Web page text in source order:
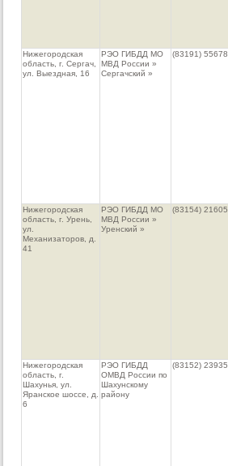
Нижегородская
область, г. Сергач,
ул. Выездная, 16
РЭО ГИБДД МО
МВД России »
Сергачский »
(83191) 55678
Нижегородская
область, г. Урень,
ул.
Механизаторов, д.
41
РЭО ГИБДД МО
МВД России »
Уренский »
(83154) 21605
Нижегородская
область, г.
Шахунья, ул.
Яранское шоссе, д.
6
РЭО ГИБДД
ОМВД России по
Шахунскому
району
(83152) 23935